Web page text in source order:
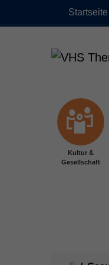
Startseite
Kultur &
Gesellschaft